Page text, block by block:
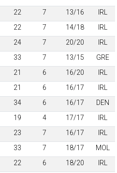
22 7 13/16
IRL
22 7 14/18 IRL
24 7 20/20
IRL
33 7 13/15
GRE
21 6 16/20
IRL
21 6 16/17 IRL
34 6 16/17
DEN
19 4 17/17
IRL
23 7 16/17
IRL
33 7 18/17
MOL
22 6 18/20
IRL